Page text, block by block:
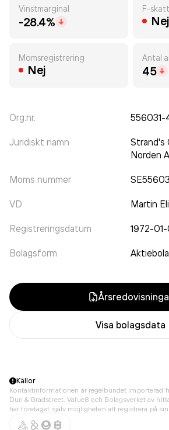
Vinstmarginal
-28.4%
F-skatt
Nej
Momsregistrering
Nej
Antal
45
Org.nr. 556031-
Juridiskt namn
Strand's
Norden
Moms nummer
VD Martin
Registreringsdatum 1972-01-
Bolagsform
Visa bolagsdata
Källor
Kontaktinformationen är regelbundet importerad
Dun & Bradstreet, Value8 och Bolagsverket av
har företaget själv möjligheten att registrera på